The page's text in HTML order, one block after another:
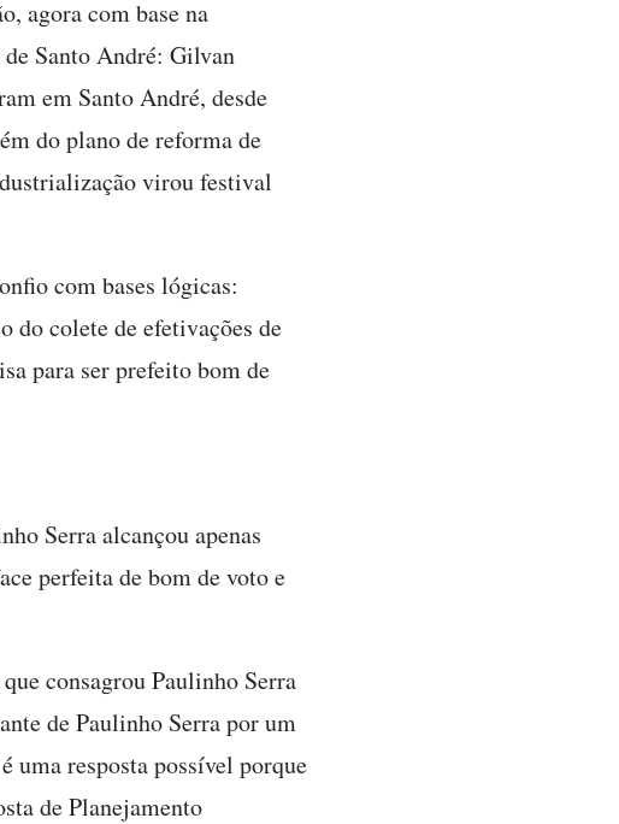
agora com base na
Santo André: Gilvan
em Santo André, desde
do plano de reforma de
virou festival
com bases lógicas:
do colete de efetivações de
para ser prefeito bom de
Serra alcançou apenas
perfeita de bom de voto e
consagrou Paulinho Serra
de Paulinho Serra por um
uma resposta possível porque
de Planejamento